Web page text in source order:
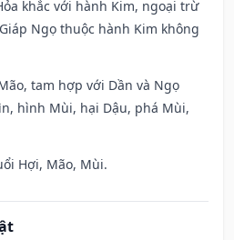
khắc với hành Kim, ngoại trừ
Ngọ thuộc hành Kim không
tam hợp với Dần và Ngọ
hình Mùi, hại Dậu, phá Mùi,
Hợi, Mão, Mùi.